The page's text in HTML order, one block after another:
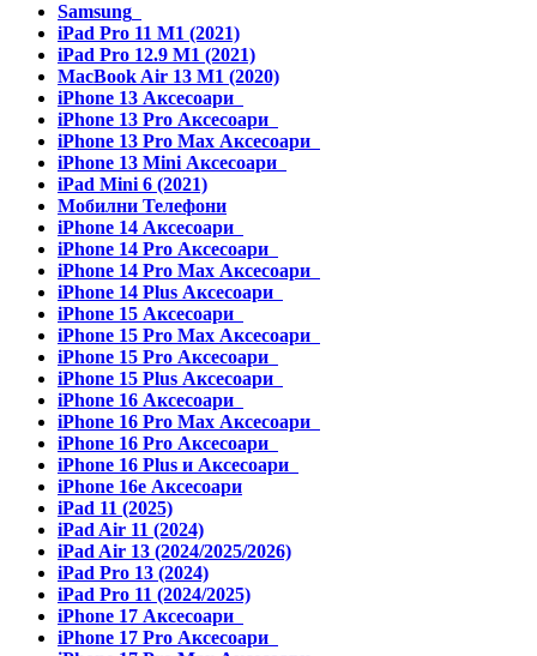
Samsung
iPad Pro 11 M1 (2021)
iPad Pro 12.9 M1 (2021)
MacBook Air 13 M1 (2020)
iPhone 13 Аксесоари
iPhone 13 Pro Аксесоари
iPhone 13 Pro Max Аксесоари
iPhone 13 Mini Аксесоари
iPad Mini 6 (2021)
Мобилни Телефони
iPhone 14 Аксесоари
iPhone 14 Pro Аксесоари
iPhone 14 Pro Max Аксесоари
iPhone 14 Plus Аксесоари
iPhone 15 Аксесоари
iPhone 15 Pro Max Аксесоари
iPhone 15 Pro Аксесоари
iPhone 15 Plus Аксесоари
iPhone 16 Аксесоари
iPhone 16 Pro Max Аксесоари
iPhone 16 Pro Аксесоари
iPhone 16 Plus и Аксесоари
iPhone 16e Аксесоари
iPad 11 (2025)
iPad Air 11 (2024)
iPad Air 13 (2024/2025/2026)
iPad Pro 13 (2024)
iPad Pro 11 (2024/2025)
iPhone 17 Аксесоари
iPhone 17 Pro Аксесоари